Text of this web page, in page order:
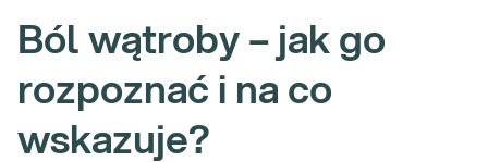
Ból wątroby – jak go
rozpoznać i na co
wskazuje?